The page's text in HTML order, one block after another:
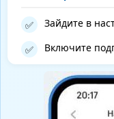
✅ Зайдите в
✅ Включите